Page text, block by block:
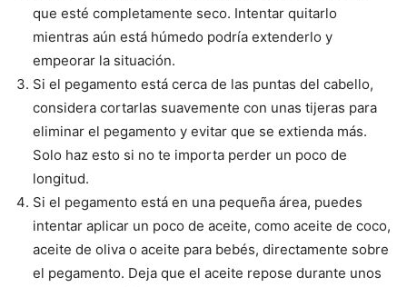
que esté completamente seco. Intentar quitarlo
mientras aún está húmedo podría extenderlo y
empeorar la situación.
Si el pegamento está cerca de las puntas del cabello,
considera cortarlas suavemente con unas tijeras para
eliminar el pegamento y evitar que se extienda más.
Solo haz esto si no te importa perder un poco de
longitud.
Si el pegamento está en una pequeña área, puedes
intentar aplicar un poco de aceite, como aceite de coco,
aceite de oliva o aceite para bebés, directamente sobre
el pegamento. Deja que el aceite repose durante unos